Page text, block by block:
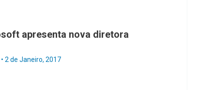
apresenta nova diretora
• 2 de Janeiro, 2017